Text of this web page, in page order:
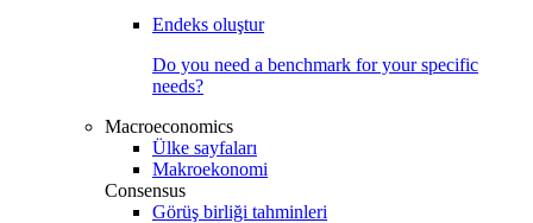
Endeks oluştur
Do you need a benchmark for your specific
needs?
Macroeconomics
Ülke sayfaları
Makroekonomi
Consensus
Görüş birliği tahminleri